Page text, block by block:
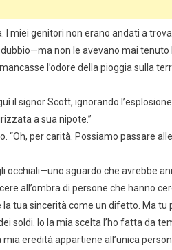
I miei genitori non erano andati a
non le avevano mai tenuto
l’odore della pioggia sulla
il signor Scott, ignorando
a sua nipote.”
“Oh, per carità. Possiamo passare
occhiali—uno sguardo che avrebbe
all’ombra di persone che hanno
tua sincerità come un difetto. Ma tu
soldi. Io la mia scelta l’ho fatta da
mia eredità appartiene all’unica